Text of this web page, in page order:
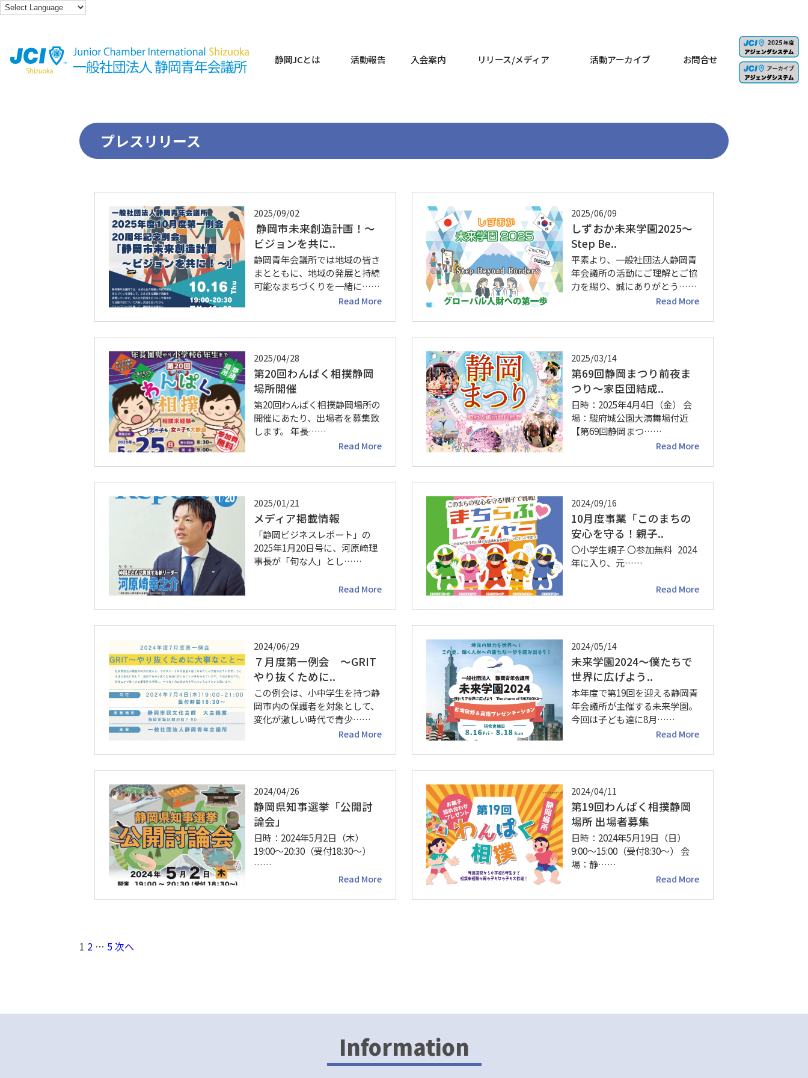
静岡JCとは 活動報告 入会案内 リリース/メディア 活動アーカイブ お問合せ
プレスリリース
2025/09/02
静岡市未来創造計画！～
ビジョンを共に..
静岡青年会議所では地域の皆さ
まとともに、地域の発展と持続
可能なまちづくりを一緒に……
Read More
2025/06/09
しずおか未来学園2025〜
Step Be..
平素より、一般社団法人静岡青
年会議所の活動にご理解とご協
力を賜り、誠にありがとう……
Read More
2025/04/28
第20回わんぱく相撲静岡
場所開催
第20回わんぱく相撲静岡場所の
開催にあたり、出場者を募集致
します。 年長……
Read More
2025/03/14
第69回静岡まつり前夜ま
つり～家臣団結成..
日時：2025年4月4日（金） 会
場：駿府城公園大演舞場付近
【第69回静岡まつ……
Read More
2025/01/21
メディア掲載情報
「静岡ビジネスレポート」の
2025年1月20日号に、河原崎理
事長が「旬な人」とし……
Read More
2024/09/16
10月度事業「このまちの
安心を守る！親子..
〇小学生親子 〇参加無料 2024
年に入り、元……
Read More
2024/06/29
７月度第一例会 〜GRIT
やり抜くために..
この例会は、小中学生を持つ静
岡市内の保護者を対象として、
変化が激しい時代で青少……
Read More
2024/05/14
未来学園2024〜僕たちで
世界に広げよう..
本年度で第19回を迎える静岡青
年会議所が主催する未来学園。
今回は子ども達に8月……
Read More
2024/04/26
静岡県知事選挙「公開討
論会」
日時：2024年5月2日（木）
19:00～20:30（受付18:30～）
……
Read More
2024/04/11
第19回わんぱく相撲静岡
場所 出場者募集
日時：2024年5月19日（日）
9:00～15:00（受付8:30～） 会
場：静……
Read More
1 2 … 5次へ
Information